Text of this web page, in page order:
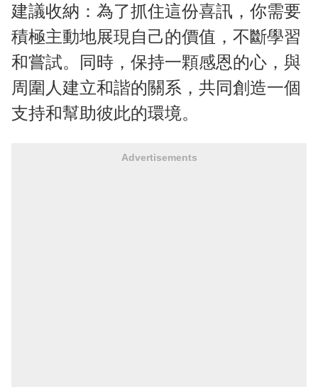
建議收納：為了抓住這份喜訊，你需要
積極主動地展現自己的價值，不斷學習
和嘗試。同時，保持一顆感恩的心，與
周圍人建立和諧的關系，共同創造一個
支持和幫助彼此的環境。
Advertisements